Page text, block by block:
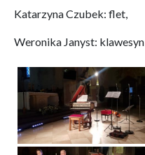
Katarzyna Czubek: flet,
Weronika Janyst: klawesyn